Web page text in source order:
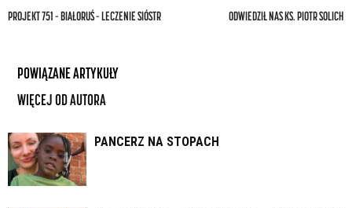
PROJEKT 751 – BIAŁORUŚ – LECZENIE SIÓSTR ODWIEDZIŁ NAS KS. PIOTR SOLICH
POWIĄZANE ARTYKUŁY
WIĘCEJ OD AUTORA
PANCERZ NA STOPACH